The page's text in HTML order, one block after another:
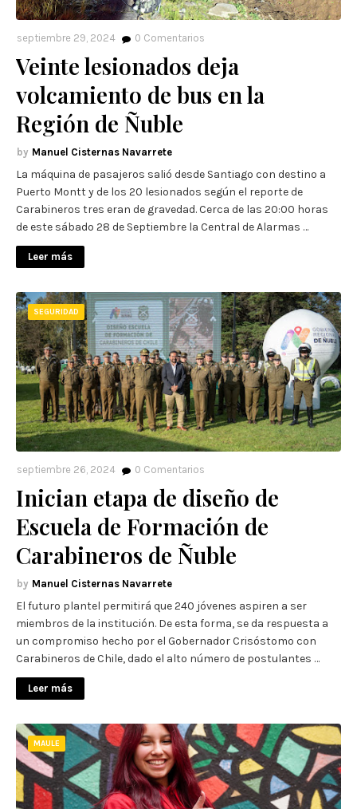
septiembre 29, 2024 0 Comentarios
Veinte lesionados deja
volcamiento de bus en la
Región de Ñuble
Manuel Cisternas Navarrete
La máquina de pasajeros salió desde Santiago con destino a
Puerto Montt y de los 20 lesionados según el reporte de
Carabineros tres eran de gravedad. Cerca de las 20:00 horas
de este sábado 28 de Septiembre la Central de Alarmas …
Leer más
SEGURIDAD
septiembre 26, 2024 0 Comentarios
Inician etapa de diseño de
Escuela de Formación de
Carabineros de Ñuble
Manuel Cisternas Navarrete
El futuro plantel permitirá que 240 jóvenes aspiren a ser
miembros de la institución. De esta forma, se da respuesta a
un compromiso hecho por el Gobernador Crisóstomo con
Carabineros de Chile, dado el alto número de postulantes …
Leer más
MAULE